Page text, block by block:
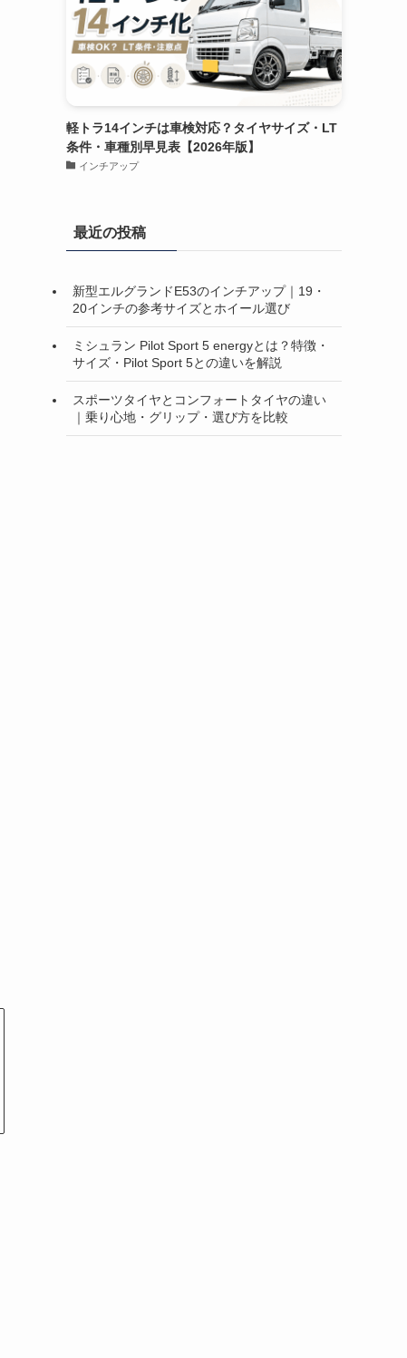
軽トラ14インチは車検対応？タイヤサイズ・LT
条件・車種別早見表【2026年版】
インチアップ
最近の投稿
新型エルグランドE53のインチアップ｜19・
20インチの参考サイズとホイール選び
ミシュラン Pilot Sport 5 energyとは？特徴・
サイズ・Pilot Sport 5との違いを解説
スポーツタイヤとコンフォートタイヤの違い
｜乗り心地・グリップ・選び方を比較